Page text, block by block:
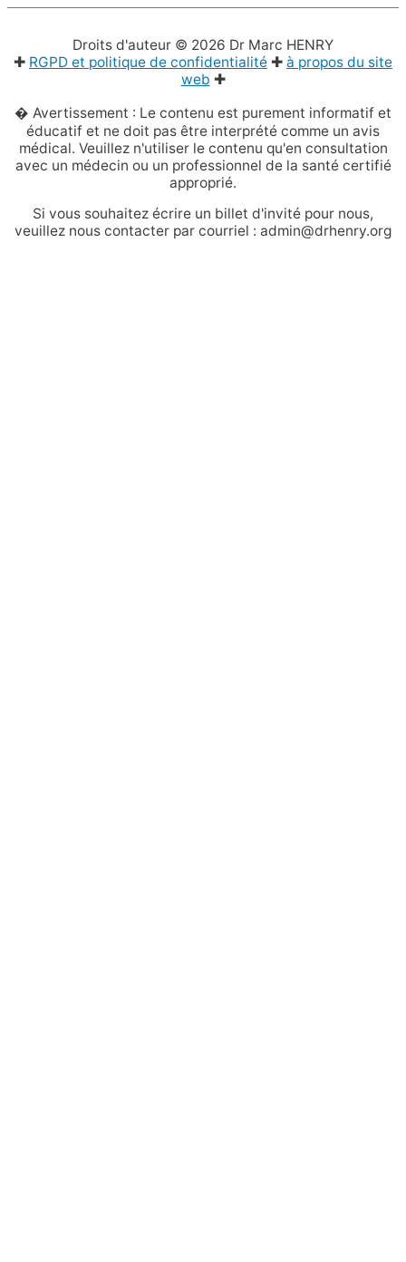
Droits d'auteur © 2026 Dr Marc HENRY
✚ RGPD et politique de confidentialité ✚ à propos du site
web ✚
� Avertissement : Le contenu est purement informatif et
éducatif et ne doit pas être interprété comme un avis
médical. Veuillez n'utiliser le contenu qu'en consultation
avec un médecin ou un professionnel de la santé certifié
approprié.
Si vous souhaitez écrire un billet d'invité pour nous,
veuillez nous contacter par courriel : admin@drhenry.org